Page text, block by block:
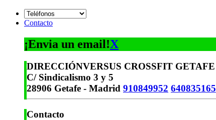
Contacto
¡Envia un email!X
DIRECCIÓNVERSUS CROSSFIT GETAFE
C/ Sindicalismo 3 y 5
28906 Getafe - Madrid 910849952 640835165
Contacto